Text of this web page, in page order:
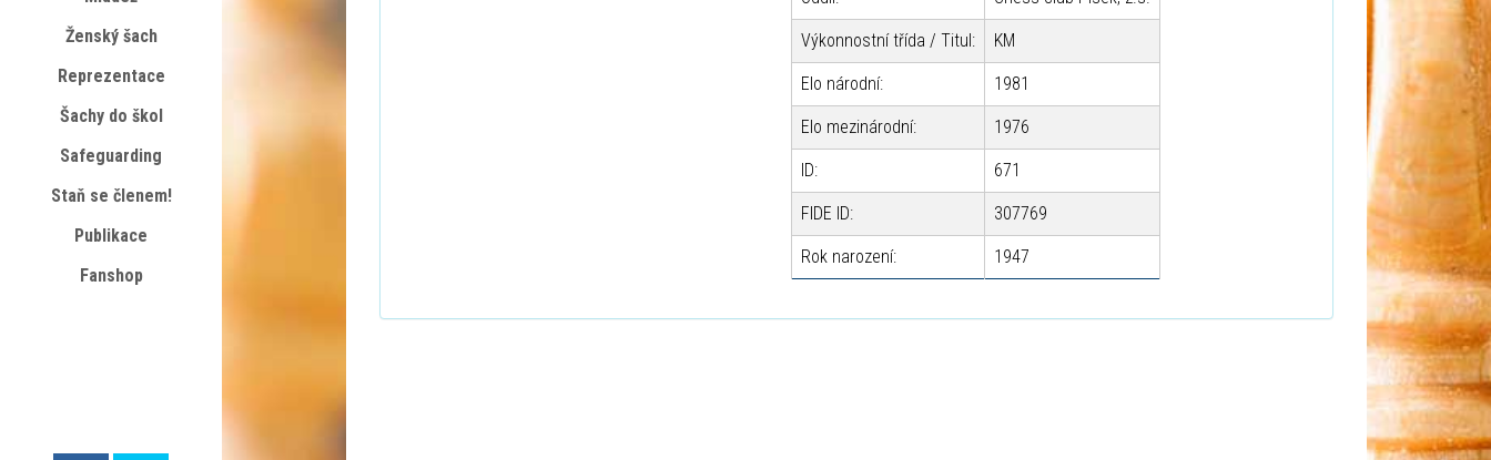
Výkonnostní třída / Titul: KM
Elo národní: 1981
Elo mezinárodní: 1976
ID: 671
FIDE ID: 307769
Rok narození: 1947
Ženský šach
Reprezentace
Šachy do škol
Safeguarding
Staň se členem!
Publikace
Fanshop